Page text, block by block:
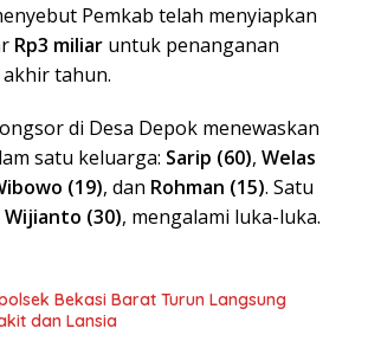
Pemkab telah menyiapkan
Rp3 miliar untuk penanganan
tahun.
di Desa Depok menewaskan
satu keluarga: Sarip (60), Welas
(19), dan Rohman (15). Satu
Wijianto (30), mengalami luka-luka.
Bekasi Barat Turun Langsung
dan Lansia